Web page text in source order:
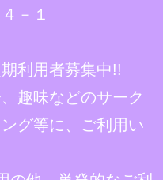
－１
利用者募集中!!
趣味などのサーク
グ等に、ご利用い